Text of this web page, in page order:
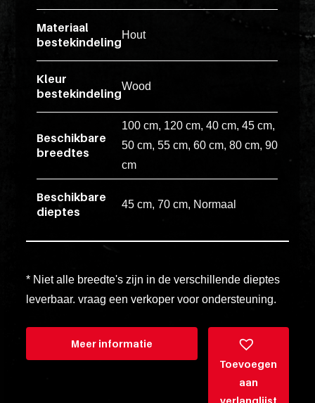
Materiaal
bestekindeling
Hout
Kleur
bestekindeling
Wood
Beschikbare
breedtes
100 cm, 120 cm, 40 cm, 45 cm,
50 cm, 55 cm, 60 cm, 80 cm, 90
cm
Beschikbare
dieptes
45 cm, 70 cm, Normaal
* Niet alle breedte's zijn in de verschillende dieptes
leverbaar. vraag een verkoper voor ondersteuning.
Meer informatie
Toevoegen
aan
verlanglijst
enim
delectus
ipsam
Veniam